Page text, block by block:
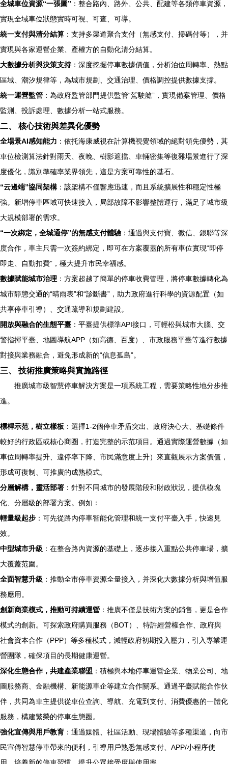
全城車位資源“一張圖” ：整合路內、路外、公共、配建等各類停車資源，
實現全域車位狀態實時可視、可查、可導。
統一支付與清分結算 ：支持多渠道聚合支付（無感支付、掃碼付等），并
實現與各家運營企業、產權方的自動化清分結算。
大數據分析與決策支持：深度挖掘停車數據價值，分析泊位周轉率、熱點
區域、潮汐規律等，為城市規劃、交通治理、價格調控提供數據支撐。
統一運營監管 ：為政府監管部門提供監管“駕駛艙”，實現備案管理、價格
監測、投訴處理、數據分析一站式服務。
二、 核心技術與差異化優勢
全場景AI感知能力 ：依托海康威視在計算機視覺領域的絕對領先優勢，其
車位檢測算法針對雨天、夜晚、樹影遮擋、車輛密集等復雜場景進行了深
度優化，識別準確率業界領先，這是方案可靠性的基石。
“云邊端”協同架構：該架構不僅響應迅速，而且系統擴展性和穩定性極
強。新增停車區域可快速接入，局部故障不影響整體運行，滿足了城市級
大規模部署的需求。
“一次綁定，全城通停”的無感支付體驗 ：通過與支付寶、微信、銀聯等深
度合作，車主只需一次簽約綁定，即可在方案覆蓋的所有車位實現“即停
即走、自動扣費”，極大提升市民幸福感。
數據賦能城市治理 ：方案超越了簡單的停車收費管理，將停車數據轉化為
城市靜態交通的“晴雨表”和“診斷書”，助力政府進行科學的資源配置（如
共享停車引導）、交通疏導和規劃建設。
開放與融合的生態平臺 ：平臺提供標準API接口，可輕松與城市大腦、交
警指揮平臺、地圖導航APP（如高德、百度）、市政服務平臺等進行數據
對接與業務融合，避免形成新的“信息孤島”。
三、 技術推廣策略與實施路徑
推廣城市級智慧停車解決方案是一項系統工程，需要策略性地分步推
進。
標桿示范，樹立樣板 ：選擇1-2個停車矛盾突出、政府決心大、基礎條件
較好的行政區或核心商圈，打造完整的示范項目。通過實際運營數據（如
車位周轉率提升、違停率下降、市民滿意度上升）來直觀展示方案價值，
形成可復制、可推廣的成熟模式。
分層解構，靈活部署 ：針對不同城市的發展階段和財政狀況，提供模塊
化、分層級的部署方案。例如：
輕量級起步 ：可先從路內停車智能化管理和統一支付平臺入手，快速見
效。
中型城市升級 ：在整合路內資源的基礎上，逐步接入重點公共停車場，擴
大覆蓋范圍。
全面智慧升級 ：推動全市停車資源全量接入，并深化大數據分析與增值服
務應用。
創新商業模式，推動可持續運營 ：推廣不僅是技術方案的銷售，更是合作
模式的創新。可探索政府購買服務（BOT）、特許經營權合作、政府與
社會資本合作（PPP）等多種模式，減輕政府初期投入壓力，引入專業運
營團隊，確保項目的長期健康運營。
深化生態合作，共建產業聯盟 ：積極與本地停車運營企業、物業公司、地
圖服務商、金融機構、新能源車企等建立合作關系。通過平臺賦能合作伙
伴，共同為車主提供從車位查詢、導航、充電到支付、消費優惠的一體化
服務，構建繁榮的停車生態圈。
強化宣傳與用戶教育 ：通過媒體、社區活動、現場體驗等多種渠道，向市
民宣傳智慧停車帶來的便利，引導用戶熟悉無感支付、APP/小程序使